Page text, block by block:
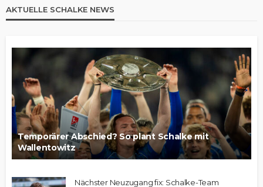
AKTUELLE SCHALKE NEWS
Temporärer Abschied? So plant Schalke mit
Wallentowitz
Nächster Neuzugang fix: Schalke-Team